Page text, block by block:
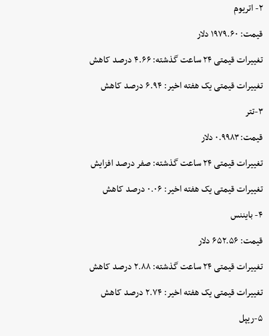
۲- اتریوم
قیمت: ۱۹۷۹.۶۰ دلار
تغییرات قیمتی ۲۴ ساعت گذشته: ۴.۶۶ درصد کاهش
تغییرات قیمتی یک هفته اخیر: ۶.۹۴ درصد کاهش
۳-تتر
قیمت: ۰.۹۹۸۳ دلار
تغییرات قیمتی ۲۴ ساعت گذشته: صفر درصد افزایش
تغییرات قیمتی یک هفته اخیر: ۰.۰۶ درصد کاهش
۴- بایننس
قیمت: ۶۵۲.۵۶ دلار
تغییرات قیمتی ۲۴ ساعت گذشته: ۲.۸۸ درصد کاهش
تغییرات قیمتی یک هفته اخیر: ۲.۷۴ درصد کاهش
۵-ریپل